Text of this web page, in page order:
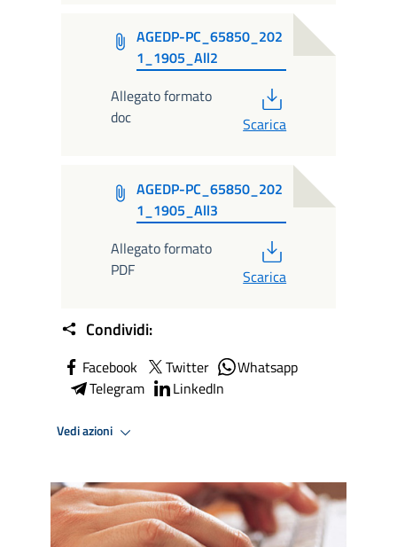
AGEDP-PC_65850_202
1_1905_All2
Allegato formato
doc
Scarica
AGEDP-PC_65850_202
1_1905_All3
Allegato formato
PDF
Scarica
Condividi:
Facebook Twitter
Whatsapp
Telegram
LinkedIn
Vedi azioni